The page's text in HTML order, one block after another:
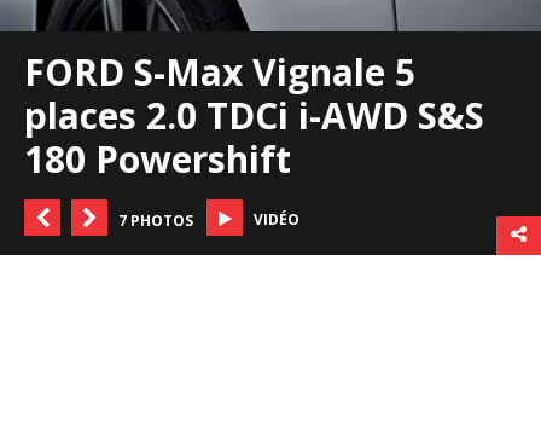
FORD S-Max Vignale 5
places 2.0 TDCi i-AWD S&S
180 Powershift
7 PHOTOS VIDÉO